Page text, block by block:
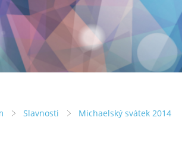
Slavnosti
Michaelský svátek 2014